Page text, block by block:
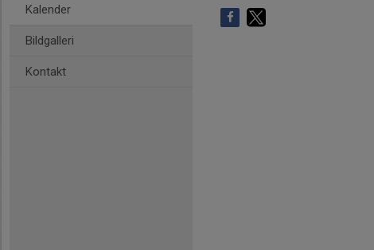
Kalender
Bildgalleri
Kontakt